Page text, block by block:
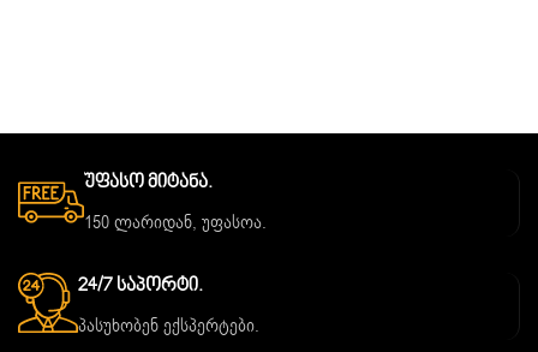
Უფასო Მიტანა.
150 ლარიდან, უფასოა.
24/7 Საპორტი.
პასუხობენ ექსპერტები.